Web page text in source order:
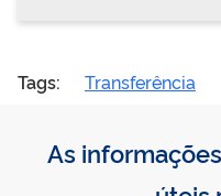
Tags: Transferência
As